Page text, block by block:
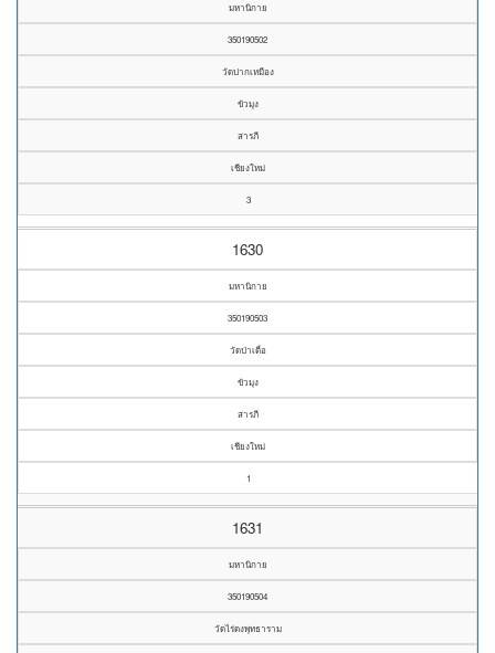
มหานิกาย
350190502
วัดปากเหมือง
ขัวมุง
สารภี
เชียงใหม่
3
1630
มหานิกาย
350190503
วัดป่าเดื่อ
ขัวมุง
สารภี
เชียงใหม่
1
1631
มหานิกาย
350190504
วัดไร่ดงพุทธาราม